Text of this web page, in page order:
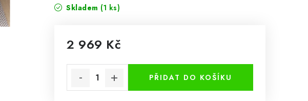
Skladem (1 ks)
2 969 Kč
PŘIDAT DO KOŠÍKU